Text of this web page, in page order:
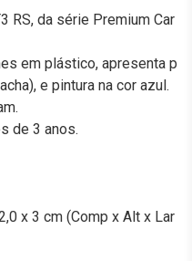
RS, da série Premium Car
em plástico, apresenta p
e pintura na cor azul.
de 3 anos.
x 3 cm (Comp x Alt x Lar